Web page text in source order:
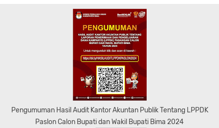
Pengumuman Hasil Audit Kantor Akuntan Publik Tentang LPPDK
Paslon Calon Bupati dan Wakil Bupati Bima 2024